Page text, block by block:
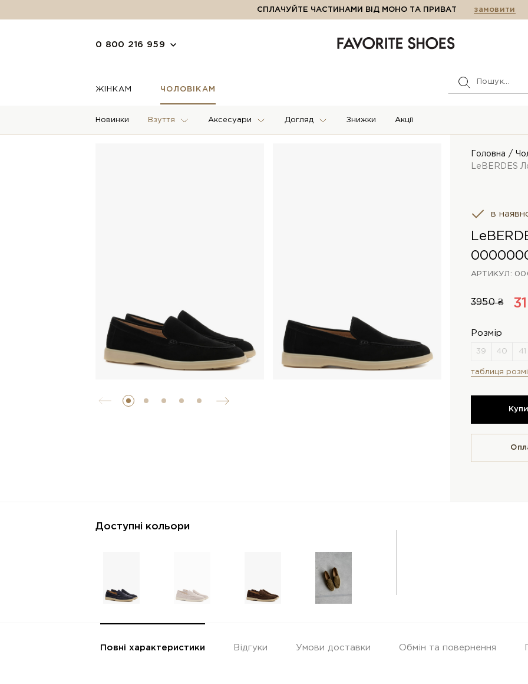
СПЛАЧУЙТЕ ЧАСТИНАМИ ВІД МОНО ТА ПРИВАТ замовити
0 800 216 959
ЖІНКАМ ЧОЛОВІКАМ
Новинки Взуття Аксесуари Догляд Знижки Акції
Головна
LeBERDES
в
АРТИКУЛ:
3950 ₴
Розмір
таблиця
Доступні кольори
Повні характеристики Відгуки Умови доставки Обмін та повернення